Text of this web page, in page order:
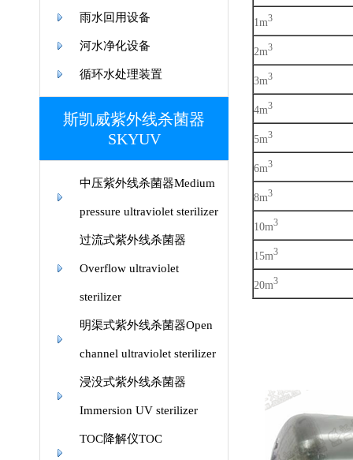
雨水回用设备
河水净化设备
循环水处理装置
斯凯威紫外线杀菌器
SKYUV
中压紫外线杀菌器Medium
pressure ultraviolet sterilizer
过流式紫外线杀菌器
Overflow ultraviolet
sterilizer
明渠式紫外线杀菌器Open
channel ultraviolet sterilizer
浸没式紫外线杀菌器
Immersion UV sterilizer
TOC降解仪TOC
1m3
2m3
3m3
4m3
5m3
6m3
8m3
10m3
15m3
20m3